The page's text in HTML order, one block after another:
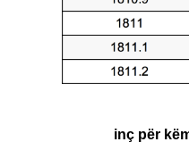
inç për